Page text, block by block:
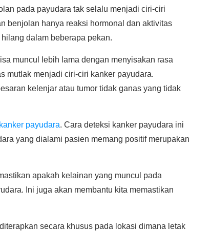
pada payudara tak selalu menjadi ciri-ciri
benjolan hanya reaksi hormonal dan aktivitas
dalam beberapa pekan.
muncul lebih lama dengan menyisakan rasa
mutlak menjadi ciri-ciri kanker payudara.
kelenjar atau tumor tidak ganas yang tidak
kanker payudara. Cara deteksi kanker payudara ini
yang dialami pasien memang positif merupakan
apakah kelainan yang muncul pada
Ini juga akan membantu kita memastikan
secara khusus pada lokasi dimana letak